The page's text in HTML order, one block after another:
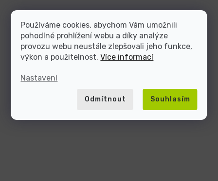
Používáme cookies, abychom Vám umožnili
pohodlné prohlížení webu a díky analýze
provozu webu neustále zlepšovali jeho funkce,
výkon a použitelnost.Více informací
Nastavení
Odmítnout Souhlasím